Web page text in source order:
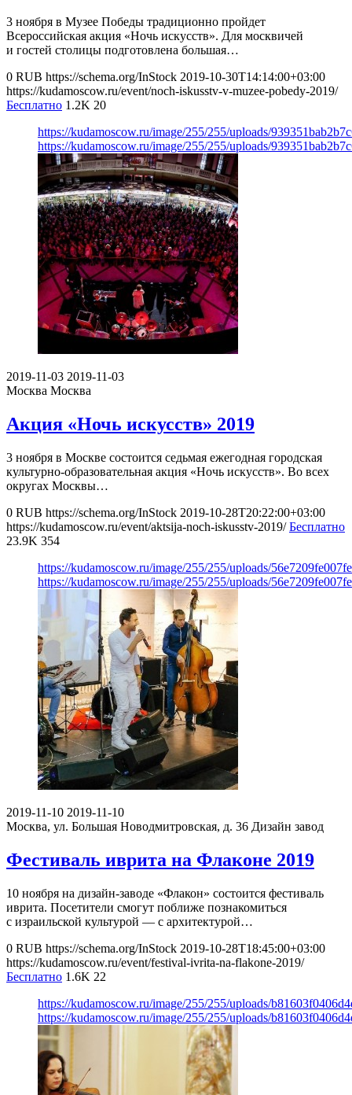
3 ноября в Музее Победы традиционно пройдет
Всероссийская акция «Ночь искусств». Для москвичей
и гостей столицы подготовлена большая…
0 RUB https://schema.org/InStock 2019-10-30T14:14:00+03:00
https://kudamoscow.ru/event/noch-iskusstv-v-muzee-pobedy-2019/
Бесплатно 1.2K 20
https://kudamoscow.ru/image/255/255/uploads/
https://kudamoscow.ru/image/255/255/uploads/
2019-11-03 2019-11-03
Москва Москва
Акция «Ночь искусств» 2019
3 ноября в Москве состоится седьмая ежегодная городская
культурно-образовательная акция «Ночь искусств». Во всех
округах Москвы…
0 RUB https://schema.org/InStock 2019-10-28T20:22:00+03:00
https://kudamoscow.ru/event/aktsija-noch-iskusstv-2019/ Бесплатно
23.9K 354
https://kudamoscow.ru/image/255/255/uploads/
https://kudamoscow.ru/image/255/255/uploads/
2019-11-10 2019-11-10
Москва, ул. Большая Новодмитровская, д. 36 Дизайн завод
Фестиваль иврита на Флаконе 2019
10 ноября на дизайн-заводе «Флакон» состоится фестиваль
иврита. Посетители смогут поближе познакомиться
с израильской культурой — с архитектурой…
0 RUB https://schema.org/InStock 2019-10-28T18:45:00+03:00
https://kudamoscow.ru/event/festival-ivrita-na-flakone-2019/
Бесплатно 1.6K 22
https://kudamoscow.ru/image/255/255/uploads/
https://kudamoscow.ru/image/255/255/uploads/